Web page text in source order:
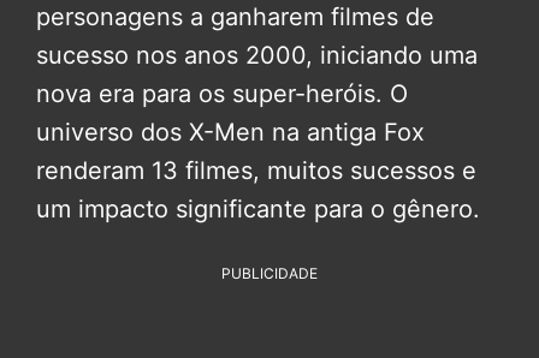
personagens a ganharem filmes de
sucesso nos anos 2000, iniciando uma
nova era para os super-heróis. O
universo dos X-Men na antiga Fox
renderam 13 filmes, muitos sucessos e
um impacto significante para o gênero.
PUBLICIDADE